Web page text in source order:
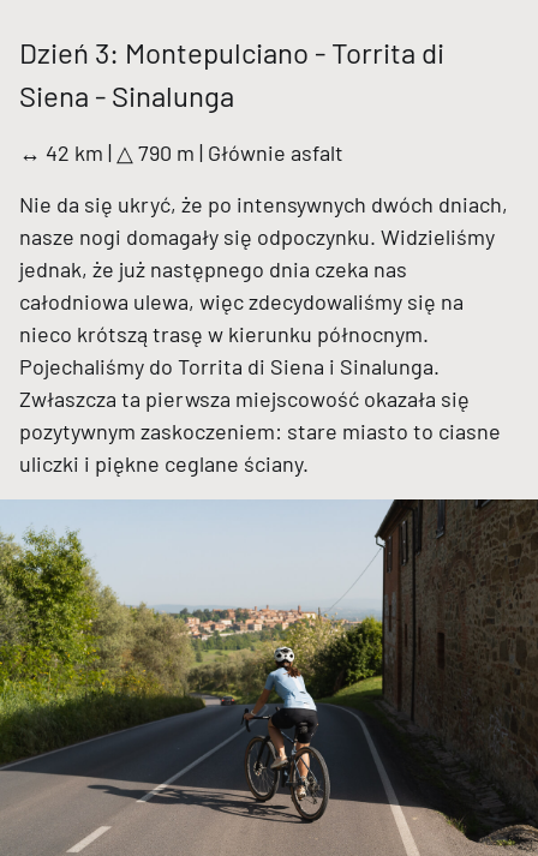
Dzień 3: Montepulciano - Torrita di
Siena - Sinalunga
↔ 42 km | △ 790 m | Głównie asfalt
Nie da się ukryć, że po intensywnych dwóch dniach,
nasze nogi domagały się odpoczynku. Widzieliśmy
jednak, że już następnego dnia czeka nas
całodniowa ulewa, więc zdecydowaliśmy się na
nieco krótszą trasę w kierunku północnym.
Pojechaliśmy do Torrita di Siena i Sinalunga.
Zwłaszcza ta pierwsza miejscowość okazała się
pozytywnym zaskoczeniem: stare miasto to ciasne
uliczki i piękne ceglane ściany.